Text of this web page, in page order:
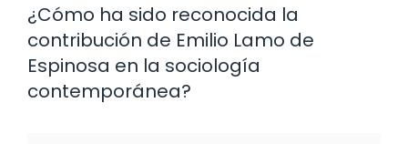
¿Cómo ha sido reconocida la
contribución de Emilio Lamo de
Espinosa en la sociología
contemporánea?